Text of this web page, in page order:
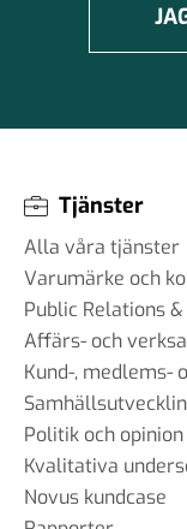
Tjänster
Alla våra tjänster
Varumärke och
Public Relations
Affärs- och
Kund-, medlems-
Politik och opinion
Kvalitativa
Novus kundcase